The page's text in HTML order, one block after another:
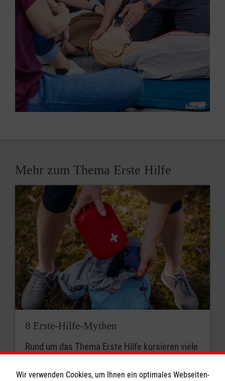
Mehr zum Thema Erste Hilfe
8 Erste-Hilfe-Mythen
Rund um das Thema Erste Hilfe kursieren viele
klären auf.
Wir verwenden Cookies, um Ihnen ein optimales Webseiten-